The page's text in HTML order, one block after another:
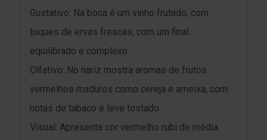
Gustativo: Na boca é um vinho frutado, com
toques de ervas frescas, com um final
equilibrado e complexo.
Olfativo: No nariz mostra aromas de frutos
vermelhos maduros como cereja e ameixa, com
notas de tabaco e leve tostado.
Visual: Apresenta cor vermelho rubi de média